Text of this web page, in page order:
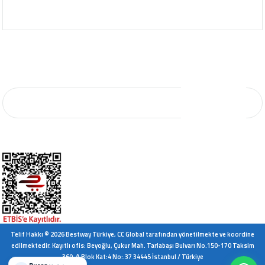
Telif Hakkı © 2026 Bestway Türkiye, CC Global tarafından yönetilmekte ve koordine
edilmektedir. Kayıtlı ofis: Beyoğlu, Çukur Mah. Tarlabaşı Bulvarı No.150-170 Taksim
360, A Blok Kat:4 No:.37 34445 İstanbul / Türkiye